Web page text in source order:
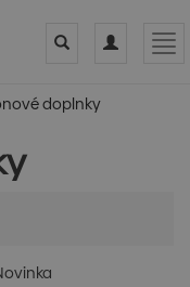
Toggle
Toggle
doplnky